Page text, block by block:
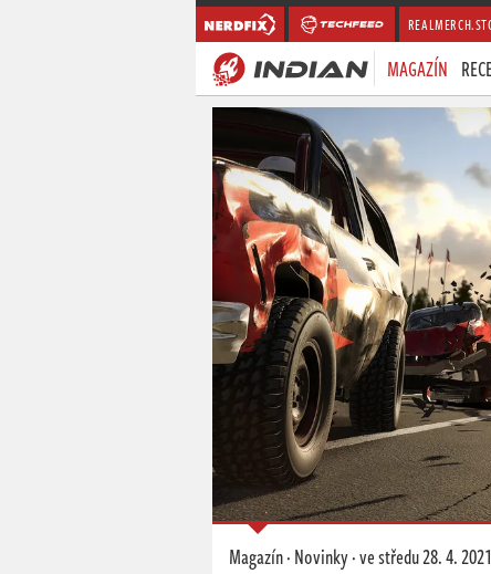
MAGAZÍN
Magazín·Novinky·ve středu28. 4.